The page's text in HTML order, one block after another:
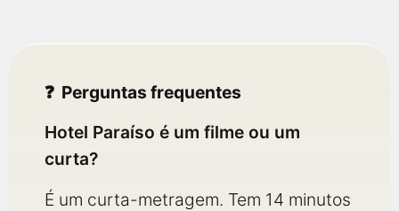
Perguntas frequentes
Hotel Paraíso é um filme ou um
curta?
É um curta-metragem. Tem 14 minutos